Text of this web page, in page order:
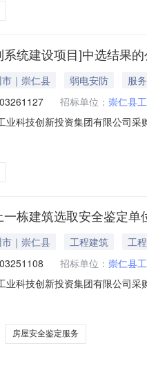
统建设项目]中选结果
｜崇仁县 弱电安防
服务
招标单位： 崇仁县
业科技创新投资集团有限公司
崇仁县政府投资建设项目管理
栋建筑选取安全鉴定
｜崇仁县 工程建筑
工程
招标单位： 崇仁县
业科技创新投资集团有限公司
构）筑物检测鉴定取费标准”
房屋安全鉴定服务